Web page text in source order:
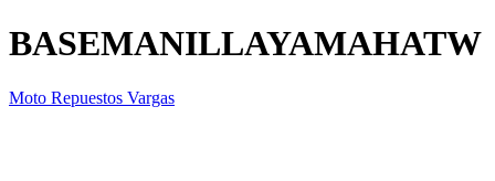
BASEMANILLAYAMAHATW
Moto Repuestos Vargas